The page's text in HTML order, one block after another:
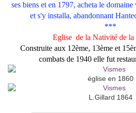
ses biens et en 1797, acheta le
et s'y installa, abandonnant
***
Eglise de la Nativité de la
Construite aux 12ème, 13ème et
combats de 1940 elle fut
église en 1860
L.Gillard 1864